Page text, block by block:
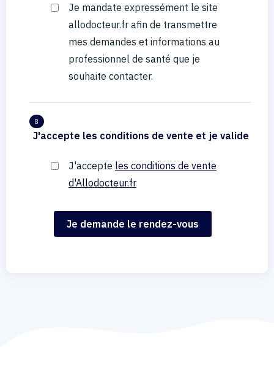
Je mandate expressément le site
allodocteur.fr afin de transmettre
mes demandes et informations au
professionnel de santé que je
souhaite contacter.
8
J'accepte les conditions de vente et je valide
J'accepte les conditions de vente
d'Allodocteur.fr